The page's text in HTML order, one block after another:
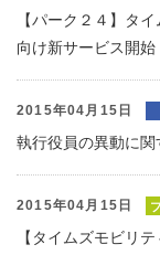
【パーク２４】タ
向け新サービス開始
2015年04月15日
執行役員の異動に
2015年04月15日
【タイムズモビリ